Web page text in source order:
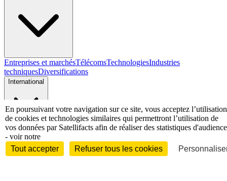
Entreprises et marchésTélécomsTechnologiesIndustries
techniquesDiversifications
International
International
Personnalités
En poursuivant votre navigation sur ce site, vous acceptez l’utilisation
de cookies et technologies similaires qui permettront l’utilisation de
vos données par Satellifacts afin de réaliser des statistiques d'audience
- voir notre
Tout accepter
Refuser tous les cookies